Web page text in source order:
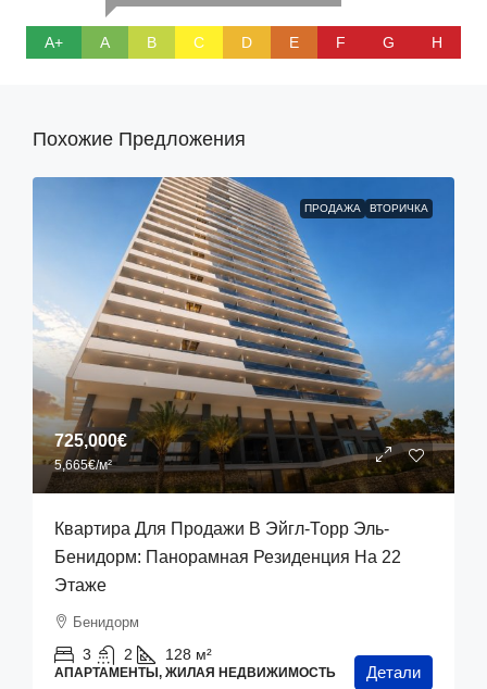
A+ A B C D E F G H
Похожие Предложения
ПРОДАЖА ВТОРИЧКА
725,000€
5,665€/м²
Квартира Для Продажи В Эйгл-Торр Эль-
Бенидорм: Панорамная Резиденция На 22
Этаже
Бенидорм
3 2 128 м²
АПАРТАМЕНТЫ, ЖИЛАЯ НЕДВИЖИМОСТЬ Детали